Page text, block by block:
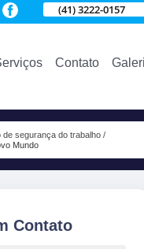
(41) 3222-0157
Contato
de segurança do trabalho
Mundo
Contato